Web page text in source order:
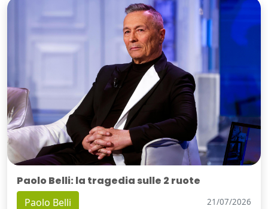
Paolo Belli: la tragedia sulle 2 ruote
Paolo Belli 21/07/2026